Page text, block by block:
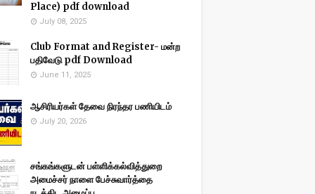
Place) pdf download
July 08, 2025
Club Format and Register- மன்ற
பதிவேடு pdf Download
June 11, 2025
ஆசிரியர்கள் தேவை நிரந்தர பணியிடம்
July 20, 2026
சங்கங்களுடன் பள்ளிக்கல்வித்துறை
அமைச்சர் நாளை பேச்சுவார்த்தை